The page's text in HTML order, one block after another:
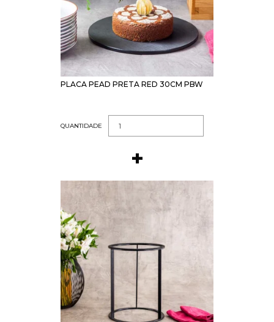
PLACA PEAD PRETA RED 30CM PBW
QUANTIDADE